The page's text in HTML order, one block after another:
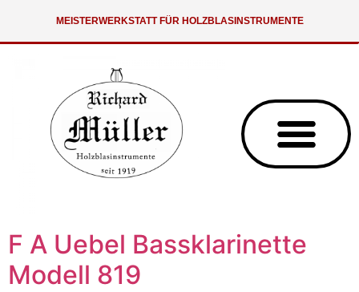
MEISTERWERKSTATT FÜR HOLZBLASINSTRUMENTE
F A Uebel Bassklarinette
Modell 819